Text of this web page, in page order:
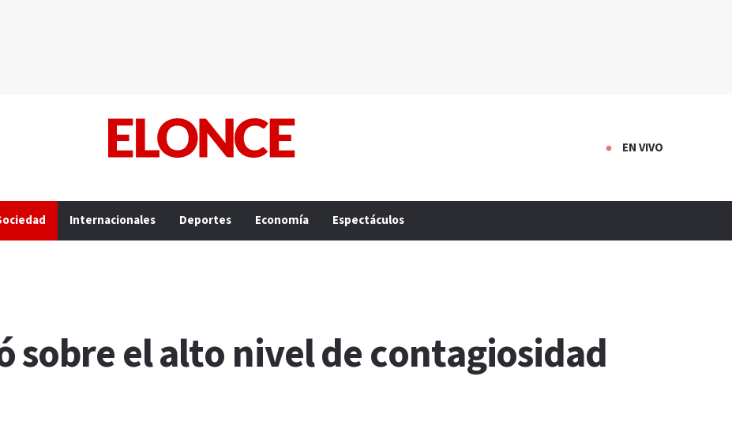
EN VIVO
Internacionales Deportes Economía Espectáculos
sobre el alto nivel de contagiosidad